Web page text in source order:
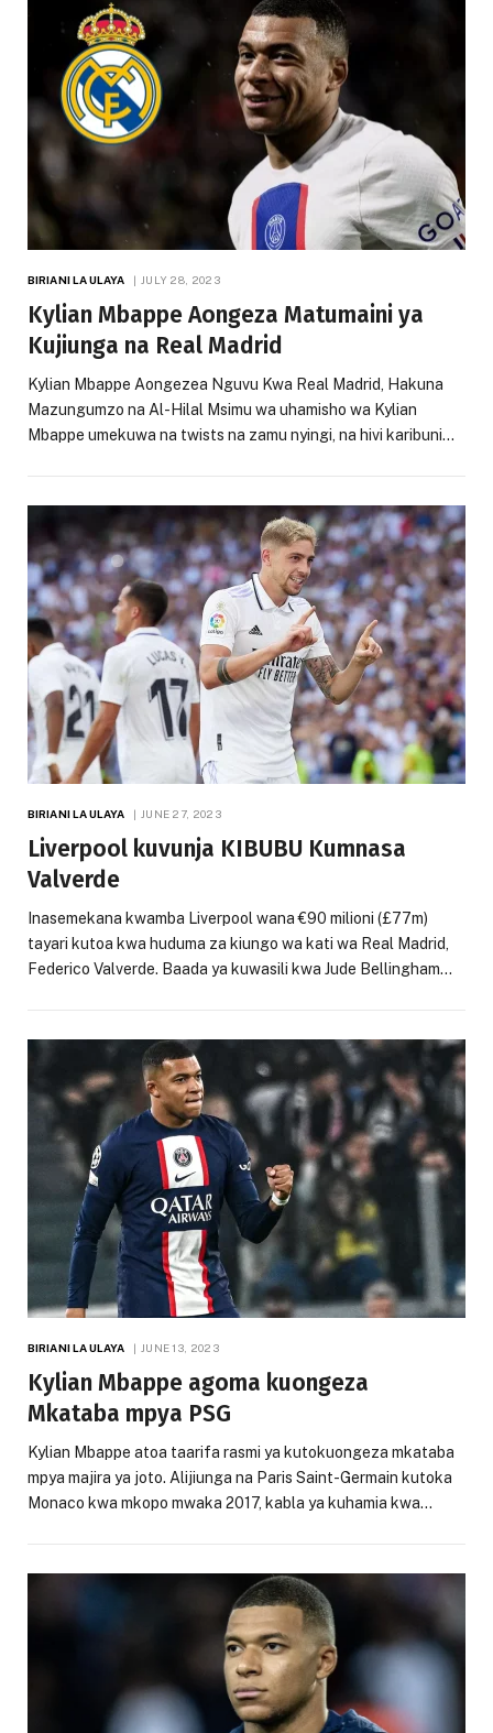
BIRIANI LA ULAYA JULY 28, 2023
Kylian Mbappe Aongeza Matumaini ya
Kujiunga na Real Madrid
Kylian Mbappe Aongezea Nguvu Kwa Real Madrid, Hakuna
Mazungumzo na Al-Hilal Msimu wa uhamisho wa Kylian
Mbappe umekuwa na twists na zamu nyingi, na hivi karibuni…
BIRIANI LA ULAYA JUNE 27, 2023
Liverpool kuvunja KIBUBU Kumnasa
Valverde
Inasemekana kwamba Liverpool wana €90 milioni (£77m)
tayari kutoa kwa huduma za kiungo wa kati wa Real Madrid,
Federico Valverde. Baada ya kuwasili kwa Jude Bellingham…
BIRIANI LA ULAYA JUNE 13, 2023
Kylian Mbappe agoma kuongeza
Mkataba mpya PSG
Kylian Mbappe atoa taarifa rasmi ya kutokuongeza mkataba
mpya majira ya joto. Alijiunga na Paris Saint-Germain kutoka
Monaco kwa mkopo mwaka 2017, kabla ya kuhamia kwa…